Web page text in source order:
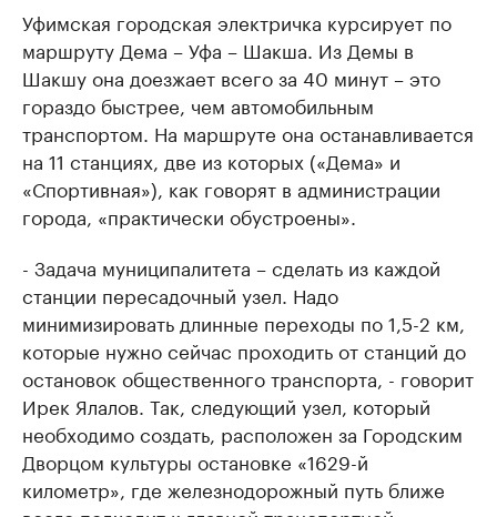
Уфимская городская электричка курсирует по
маршруту Дема – Уфа – Шакша. Из Демы в
Шакшу она доезжает всего за 40 минут – это
гораздо быстрее, чем автомобильным
транспортом. На маршруте она останавливается
на 11 станциях, две из которых («Дема» и
«Спортивная»), как говорят в администрации
города, «практически обустроены».
- Задача муниципалитета – сделать из каждой
станции пересадочный узел. Надо
минимизировать длинные переходы по 1,5-2 км,
которые нужно сейчас проходить от станций до
остановок общественного транспорта, - говорит
Ирек Ялалов. Так, следующий узел, который
необходимо создать, расположен за Городским
Дворцом культуры остановке «1629-й
километр», где железнодорожный путь ближе